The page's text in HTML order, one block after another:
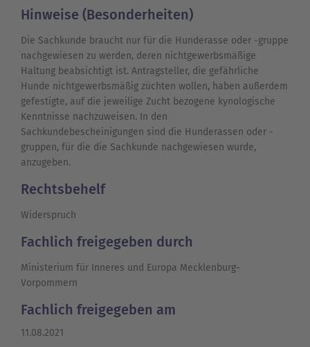
Hinweise (Besonderheiten)
Die Sachkunde braucht nur für die Hunderasse oder -gruppe
nachgewiesen zu werden, deren nichtgewerbsmäßige
Haltung beabsichtigt ist. Antragsteller, die gefährliche
Hunde nichtgewerbsmäßig züchten wollen, haben außerdem
gefestigte, auf die jeweilige Zucht bezogene kynologische
Kenntnisse nachzuweisen. In den
Sachkundebescheinigungen sind die Hunderassen oder -
gruppen, für die die Sachkunde nachgewiesen wurde,
anzugeben.
Rechtsbehelf
Widerspruch
Fachlich freigegeben durch
Ministerium für Inneres und Europa Mecklenburg-
Vorpommern
Fachlich freigegeben am
11.08.2021